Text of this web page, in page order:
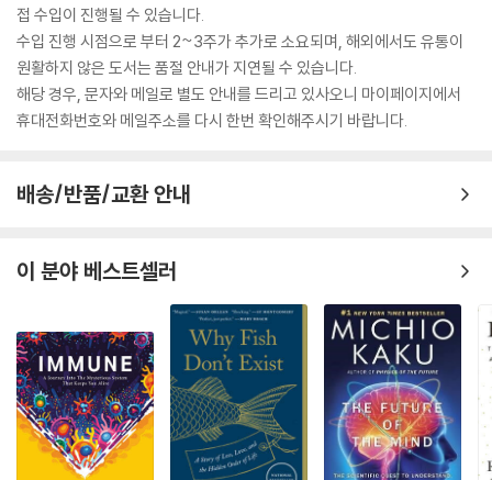
접 수입이 진행될 수 있습니다.
수입 진행 시점으로 부터 2~3주가 추가로 소요되며, 해외에서도 유통이
원활하지 않은 도서는 품절 안내가 지연될 수 있습니다.
해당 경우, 문자와 메일로 별도 안내를 드리고 있사오니 마이페이지에서
휴대전화번호와 메일주소를 다시 한번 확인해주시기 바랍니다.
배송/반품/교환 안내
이 분야 베스트셀러